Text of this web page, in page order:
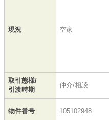
現況 空家
取引態様/
引渡時期
仲介/相談
物件番号 105102948